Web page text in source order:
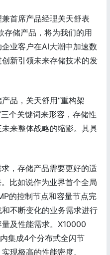
首席产品经理关天舒表
存储产品，将为我们的用
业客户在AI大潮中加速数
新引领未来存储技术的发
品，关天舒用“重构架
三个关键词来形容，存储性
来整体战略的缩影。其具
，存储产品需要更好的适
比如说作为业界首个全局
的控制节点和容量节点完
不断变化的业务需求进行
及性能需求。X10000
集成4个分布式全闪节
现极高的性能密度。